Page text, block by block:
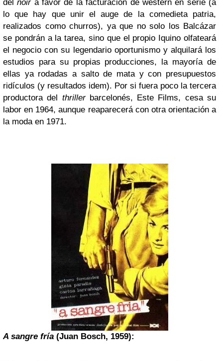
delnoira favor de la facturación de western en serie (a
lo que hay que unir el auge de la comedieta patria,
realizados como churros), ya que no solo los Balcázar
se pondrán a la tarea, sino que el propio Iquino olfateará
el negocio con su legendario oportunismo y alquilará los
estudios para su propias producciones, la mayoría de
ellas ya rodadas a salto de mata y con presupuestos
ridículos (y resultados idem). Por si fuera poco la tercera
productora del thrillerbarcelonés, Este Films, cesa su
labor en 1964, aunque reaparecerá con otra orientación a
la moda en 1971.
A sangre fría (Juan Bosch, 1959):